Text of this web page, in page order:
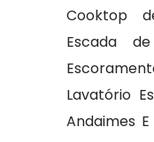
Cooktop
Escada
Lavatório
Andaimes